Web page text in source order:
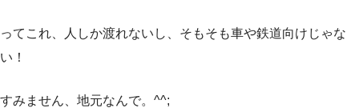
ってこれ、人しか渡れないし、そもそも車や鉄道向けじゃな
い！
すみません、地元なんで。^^;